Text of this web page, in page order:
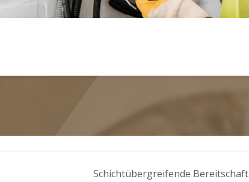
Schichtübergreifende Bereitschaft